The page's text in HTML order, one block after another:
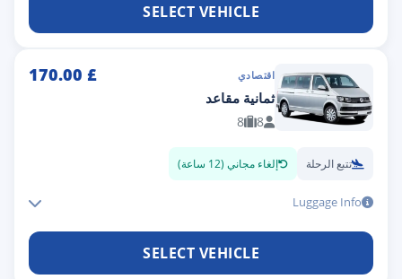
SELECT VEHICLE
اقتصادي £
170.00
ثمانية مقاعد
8
8
تتبع الرحلة إلغاء مجاني (12 ساعة)
Luggage Info
SELECT VEHICLE